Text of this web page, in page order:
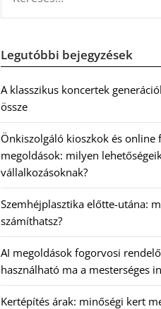
Legutóbbi bejegyzések
A klasszikus koncertek
össze
Önkiszolgáló kioszkok és online
megoldások: milyen
vállalkozásoknak?
Szemhéjplasztika előtte-utána:
számíthatsz?
AI megoldások fogorvosi
használható ma a mesterséges
Kertépítés árak: minőségi kert